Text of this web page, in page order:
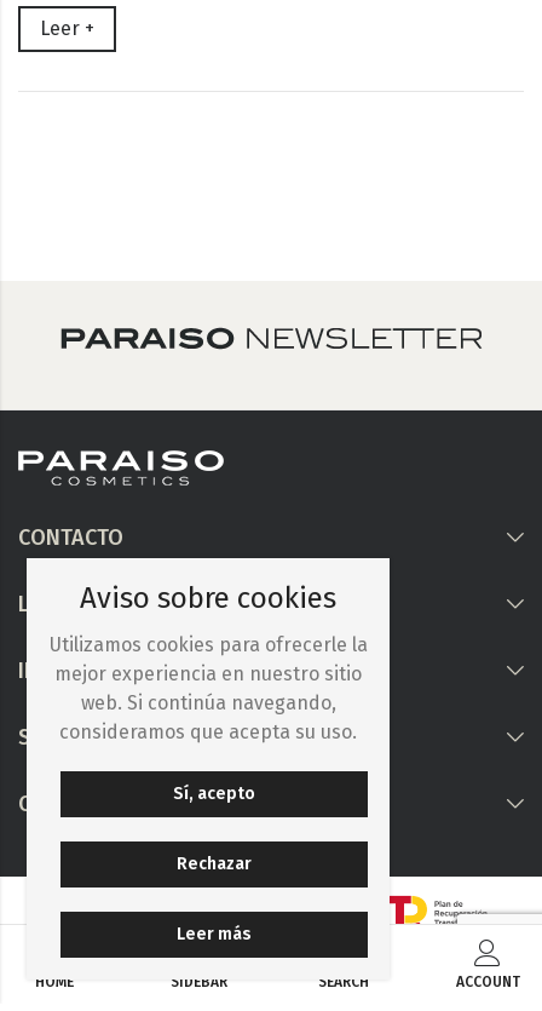
Leer +
CONTACTO
LEGAL
INFORMACIÓN
Síguenos
COLABORAMOS CON
HOME SIDEBAR SEARCH ACCOUNT
Aviso sobre cookies
Utilizamos cookies para ofrecerle la
mejor experiencia en nuestro sitio
web. Si continúa navegando,
consideramos que acepta su uso.
Sí, acepto
Rechazar
Leer más